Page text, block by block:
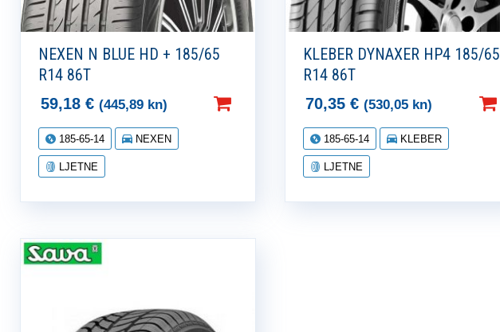
NEXEN N BLUE HD + 185/65
R14 86T
59,18 € (445,89 kn)
185-65-14 NEXEN
LJETNE
KLEBER DYNAXER HP4 185/65
R14 86T
70,35€ (530,05 kn)
185-65-14 KLEBER
LJETNE